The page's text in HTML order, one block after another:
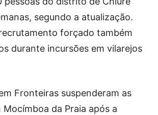
segundo a atualização.
forçado também
durante incursões em vilarejos
Fronteiras suspenderam as
Mocímboa da Praia após a